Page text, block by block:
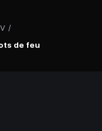
/
de feu